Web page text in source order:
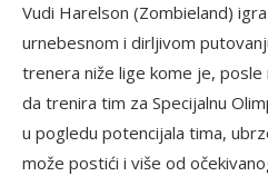
Vudi Harelson (Zombieland)
urnebesnom i dirljivom
trenera niže lige kome je, posle
da trenira tim za Specijalnu
u pogledu potencijala tima,
može postići i više od